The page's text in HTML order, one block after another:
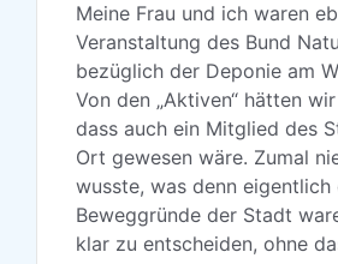
Meine Frau und ich waren
Veranstaltung des Bund
bezüglich der Deponie am
Von den „Aktiven“ hätten
dass auch ein Mitglied des
Ort gewesen wäre. Zumal
wusste, was denn eigentlich
Beweggründe der Stadt
klar zu entscheiden, ohne